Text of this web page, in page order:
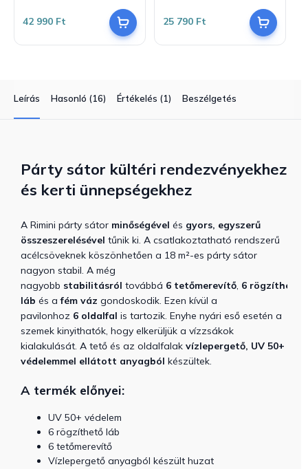
42 990 Ft 25 790 Ft
Leírás Hasonló (16) Értékelés (1) Beszélgetés
Párty sátor kültéri rendezvényekhez
és kerti ünnepségekhez
A Rimini párty sátor minőségével és gyors, egyszerű
összeszerelésével tűnik ki. A csatlakoztatható rendszerű
acélcsöveknek köszönhetően a 18 m²-es párty sátor
nagyon stabil. A még
nagyobb stabilitásról továbbá 6 tetőmerevítő, 6 rögzíthető
láb és afém váz gondoskodik. Ezen kívül a
pavilonhoz 6 oldalfal is tartozik. Enyhe nyári eső esetén a
szemek kinyithatók, hogy elkerüljük a vízzsákok
kialakulását. A tető és az oldalfalak vízlepergető, UV 50+
védelemmel ellátott anyagból készültek.
A termék előnyei:
UV 50+ védelem
6 rögzíthető láb
6 tetőmerevítő
Vízlepergető anyagból készült huzat